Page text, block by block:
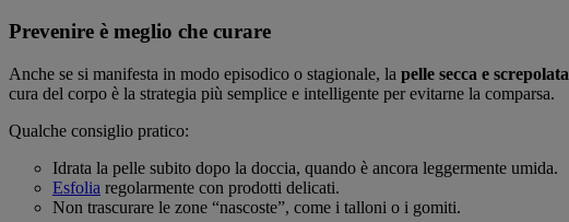
Prevenire è meglio che curare
Anche se si manifesta in modo episodico o stagionale, la pelle secca e screpolata
cura del corpo è la strategia più semplice e intelligente per evitarne la comparsa.
Qualche consiglio pratico:
Idrata la pelle subito dopo la doccia, quando è ancora leggermente umida.
Esfolia regolarmente con prodotti delicati.
Non trascurare le zone “nascoste”, come i talloni o i gomiti.